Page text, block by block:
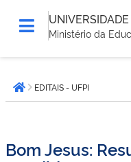
Ministério da
está
aqui:Página inicial
EDITAIS - UFPI
Bom Jesus: